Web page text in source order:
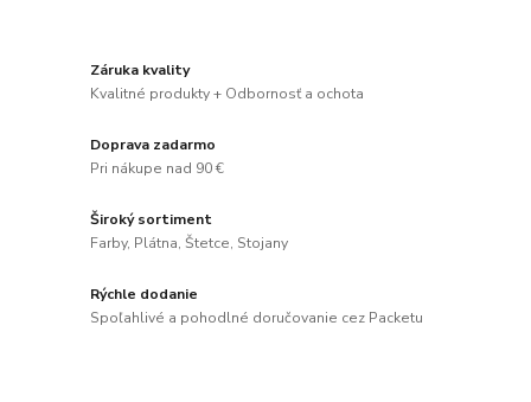
Záruka kvality
Kvalitné produkty + Odbornosť a ochota
Doprava zadarmo
Pri nákupe nad 90 €
Široký sortiment
Farby, Plátna, Štetce, Stojany
Rýchle dodanie
Spoľahlivé a pohodlné doručovanie cez Packetu